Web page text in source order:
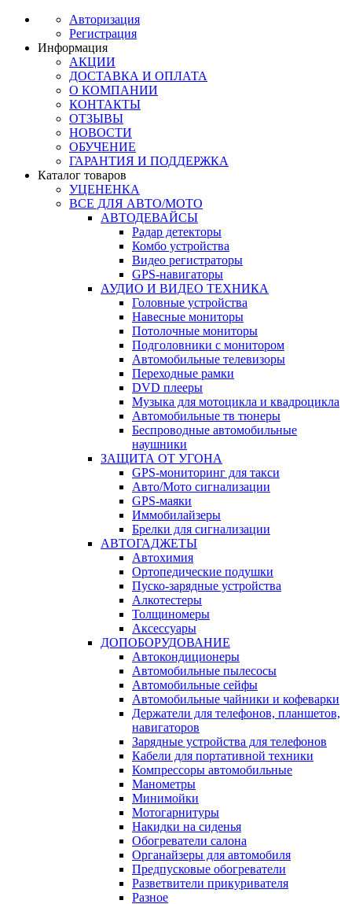
Авторизация
Регистрация
Информация
АКЦИИ
ДОСТАВКА И ОПЛАТА
О КОМПАНИИ
КОНТАКТЫ
ОТЗЫВЫ
НОВОСТИ
ОБУЧЕНИЕ
ГАРАНТИЯ И ПОДДЕРЖКА
Каталог товаров
УЦЕНЕНКА
ВСЕ ДЛЯ АВТО/МОТО
АВТОДЕВАЙСЫ
Радар детекторы
Комбо устройства
Видео регистраторы
GPS-навигаторы
АУДИО И ВИДЕО ТЕХНИКА
Головные устройства
Навесные мониторы
Потолочные мониторы
Подголовники с монитором
Автомобильные телевизоры
Переходные рамки
DVD плееры
Музыка для мотоцикла и квадроцикла
Автомобильные тв тюнеры
Беспроводные автомобильные
наушники
ЗАЩИТА ОТ УГОНА
GPS-мониторинг для такси
Авто/Мото сигнализации
GPS-маяки
Иммобилайзеры
Брелки для сигнализации
АВТОГАДЖЕТЫ
Автохимия
Ортопедические подушки
Пуско-зарядные устройства
Алкотестеры
Толщиномеры
Аксессуары
ДОПОБОРУДОВАНИЕ
Автокондиционеры
Автомобильные пылесосы
Автомобильные сейфы
Автомобильные чайники и кофеварки
Держатели для телефонов, планшетов,
навигаторов
Зарядные устройства для телефонов
Кабели для портативной техники
Компрессоры автомобильные
Манометры
Минимойки
Мотогарнитуры
Накидки на сиденья
Обогреватели салона
Органайзеры для автомобиля
Предпусковые обогреватели
Разветвители прикуривателя
Разное